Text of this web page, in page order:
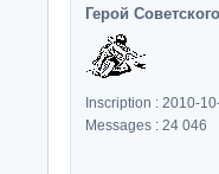
Герой
Inscription : 2010-
Messages : 24 046